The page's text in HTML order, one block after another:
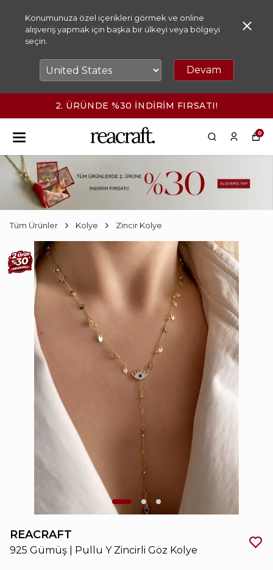
Konumunuza özel içerikleri görmek ve online
alışveriş yapmak için başka bir ülkeyi veya bölgeyi
seçin.
Devam
2. ÜRÜNDE %30 İNDİRİM FIRSATI!
0
Tüm Ürünler Kolye Zincir Kolye
REACRAFT
925 Gümüş | Pullu Y Zincirli Göz Kolye